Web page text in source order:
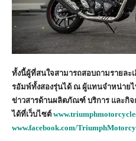
ทั้งนี้ผู้ที่สนใจสามารถสอบถามรายละ
รอัมพ์ทั้งสองรุ่นได้ ณ ผู้แทนจำหน่าย
ข่าวสารด้านผลิตภัณฑ์ บริการ และกิจ
ได้ที่เว็บไซต์
www.facebook.com/